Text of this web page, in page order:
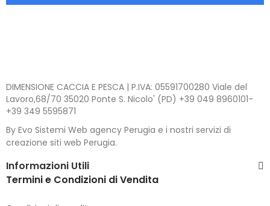
DIMENSIONE CACCIA E PESCA | P.IVA: 05591700280 Viale del
Lavoro,68/70 35020 Ponte S. Nicolo' (PD) +39 049 8960101-
+39 349 5595871
By Evo Sistemi Web agency Perugia e i nostri servizi di
creazione siti web Perugia.
Informazioni Utili
Termini e Condizioni di Vendita